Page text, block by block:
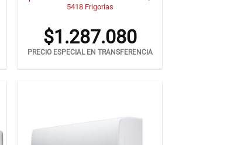
5418 Frigorias
$1.287.080
PRECIO ESPECIAL EN TRANSFERENCIA